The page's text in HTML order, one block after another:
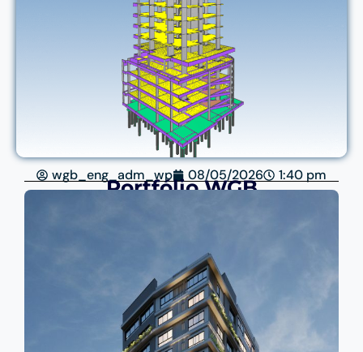
wgb_eng_adm_wp 08/05/2026 1:40 pm
Portfólio WGB